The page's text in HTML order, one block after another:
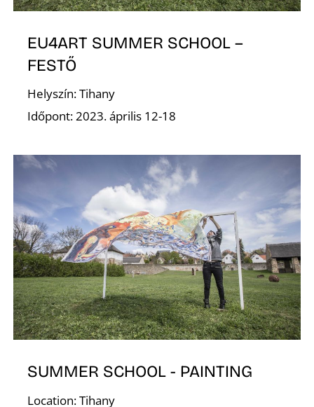
EU4ART SUMMER SCHOOL –
FESTŐ
Helyszín: Tihany
Időpont: 2023. április 12-18
SUMMER SCHOOL - PAINTING
Location: Tihany